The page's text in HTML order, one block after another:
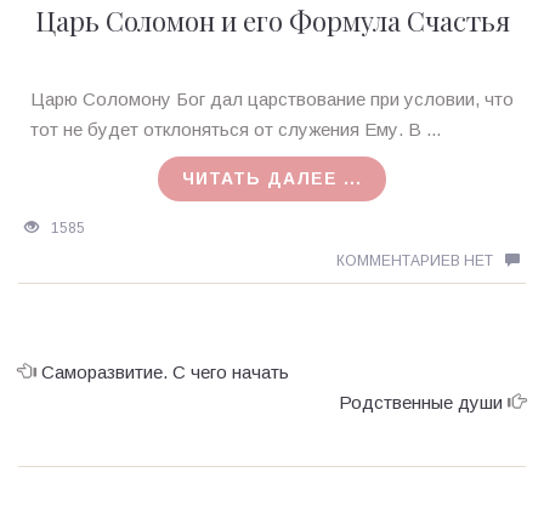
Царь Соломон и его Формула Счастья
Ирина
MagicTantra
Царю Соломону Бог дал царствование при условии, что
тот не будет отклоняться от служения Ему. В ...
ЧИТАТЬ ДАЛЕЕ ...
1585
КОММЕНТАРИЕВ НЕТ
Саморазвитие. С чего начать
Родственные души